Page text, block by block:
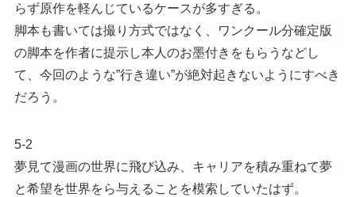
らず原作を軽んじているケースが多すぎる。
脚本も書いては撮り方式ではなく、ワンクール分確定版
の脚本を作者に提示し本人のお墨付きをもらうなどし
て、今回のような”行き違い”が絶対起きないようにすべき
だろう。
5-2
夢見て漫画の世界に飛び込み、キャリアを積み重ねて夢
と希望を世界をら与えることを模索していたはず。